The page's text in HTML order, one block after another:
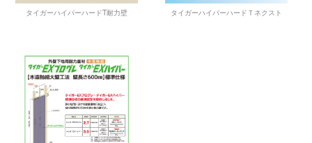
タイガーハイパーハードT耐力壁 タイガーハイパーハードＴネクスト